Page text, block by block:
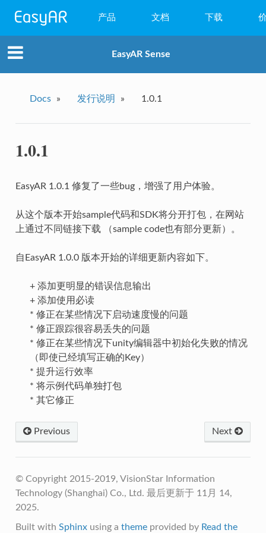
产品
小程序AR
EasyAR Mega
文档 下载
EasyAR Sense
Docs » 发行说明 » 1.0.1
1.0.1
EasyAR 1.0.1 修复了一些bug，增强了用户体验。
从这个版本开始sample代码和SDK将分开打包，在网站
上通过不同链接下载 （sample code也有部分更新）。
自EasyAR 1.0.0 版本开始的详细更新内容如下。
+ 添加更明显的错误信息输出
+ 添加使用必读
* 修正在某些情况下启动速度慢的问题
* 修正跟踪很容易丢失的问题
* 修正在某些情况下unity编辑器中初始化失败的情况
（即使已经填写正确的Key）
* 提升运行效率
* 将示例代码单独打包
* 其它修正
Next
Previous
© Copyright 2015-2019, VisionStar Information
Technology (Shanghai) Co., Ltd. 最后更新于 11月 14,
2025.
Built with Sphinxusing a themeprovided by Read the